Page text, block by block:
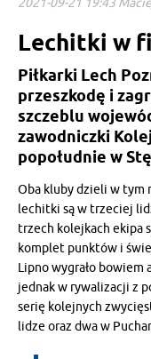
Lechitki w
Piłkarki Lech
przeszkodę i
szczeblu
zawodniczki
popołudnie w
Oba kluby dzieli w tym
lechitki są w trzeciej
trzech kolejkach ekipa
komplet punktów i
Lipno wygrało bowiem
jednak w rywalizacji z
serię kolejnych
lidze oraz dwa w